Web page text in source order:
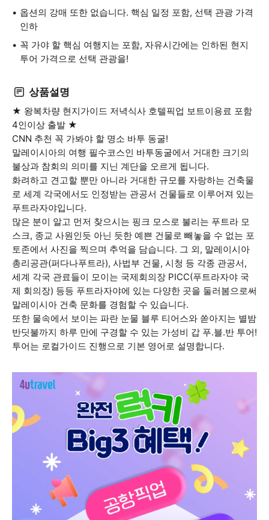
옵션의 강매 또한 없습니다. 핵심 일정 포함, 선택 관광 가격
인하
꼭 가야 할 핵심 여행지는 포함, 자유시간에는 인하된 현지
투어 가격으로 선택 관광을!
상품설명
★ 왕복차량 현지가이드 저녁식사 호텔픽업 보트이용료 포함
4인이상 출발 ★
CNN 추천 꼭 가봐야 할 명소 바투 동굴!
말레이시아의 여행 필수코스인 바투동굴에서 거대한 크기의
불상과 참회의 의미를 지닌 계단을 오르게 됩니다.
화려하고 견고할 뿐만 아니라 거대한 규모를 자랑하는 건축물
로 세계 각국에서도 인정받는 관공서 건물들로 이루어져 있는
푸트라자야입니다.
많은 분이 알고 먼저 찾으시는 핑크 모스로 불리는 푸트라 모
스크, 종교 사원인듯 아닌 듯한 예쁜 건물로 빼놓을 수 없는 포
토존에서 사진을 찍으며 추억을 담습니다. 그 외, 말레이시아
총리공관(퍼다나푸트라), 사법부 건물, 시청 등 각종 관공서,
세계 각국 관료들이 모이는 국제회의장 PICC(푸트라자야 국
제 회의장) 등등 푸트라자야에 있는 다양한 곳을 둘러봄으로써
말레이시아 건축 문화를 경험할 수 있습니다.
또한 물속에서 보이는 파란 눈물 블루 티어스와 쏟아지는 별밤
반딧불까지 하루 만에 구경할 수 있는 가성비 갑 푸.블.반 투어!
투어는 로컬가이드 진행으로 기본 영어로 설명합니다.